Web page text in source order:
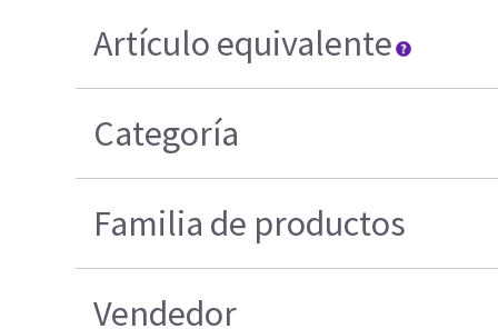
Artículo equivalente
Categoría
Familia de productos
Vendedor